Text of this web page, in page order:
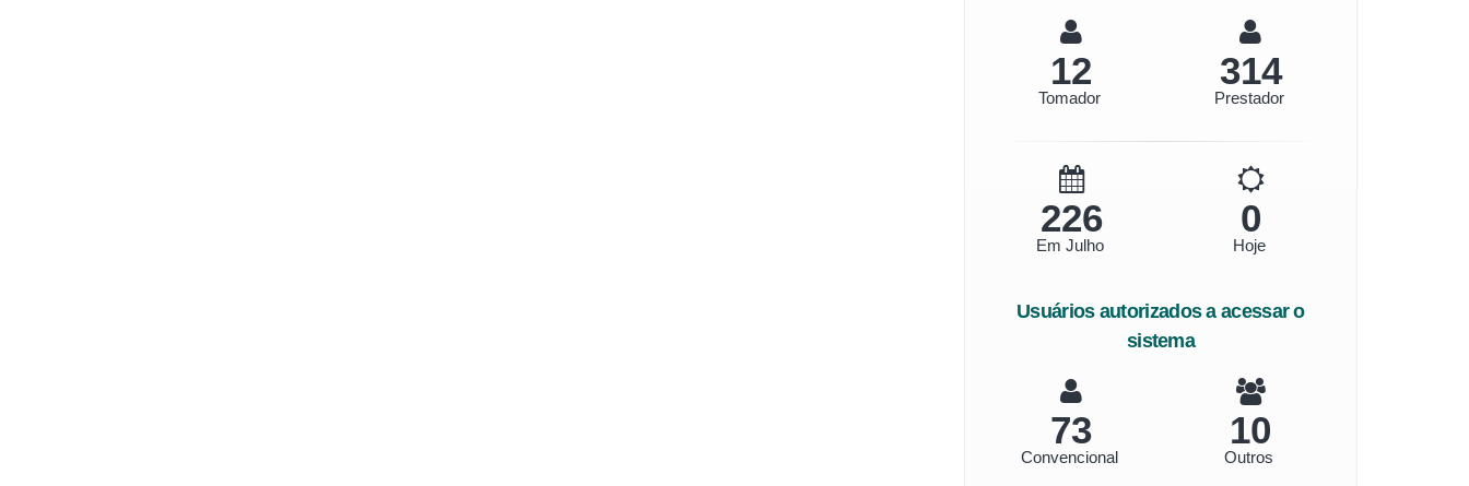
14
Tomador
364
Prestador
262
Em Julho
0
Hoje
Usuários autorizados a acessar o
sistema
85
Convencional
12
Outros